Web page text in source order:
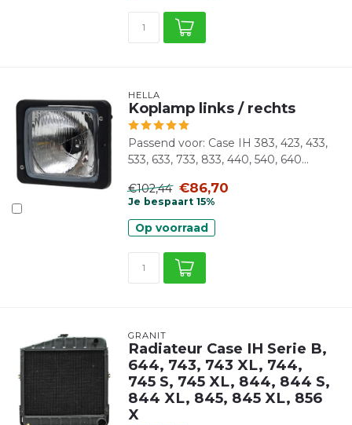
HELLA
Koplamp links / rechts
Passend voor: Case IH 383, 423, 433,
533, 633, 733, 833, 440, 540, 640...
€102,44 €86,70
Je bespaart 15%
Op voorraad
GRANIT
Radiateur Case IH Serie B,
644, 743, 743 XL, 744,
745 S, 745 XL, 844, 844 S,
844 XL, 845, 845 XL, 856
X